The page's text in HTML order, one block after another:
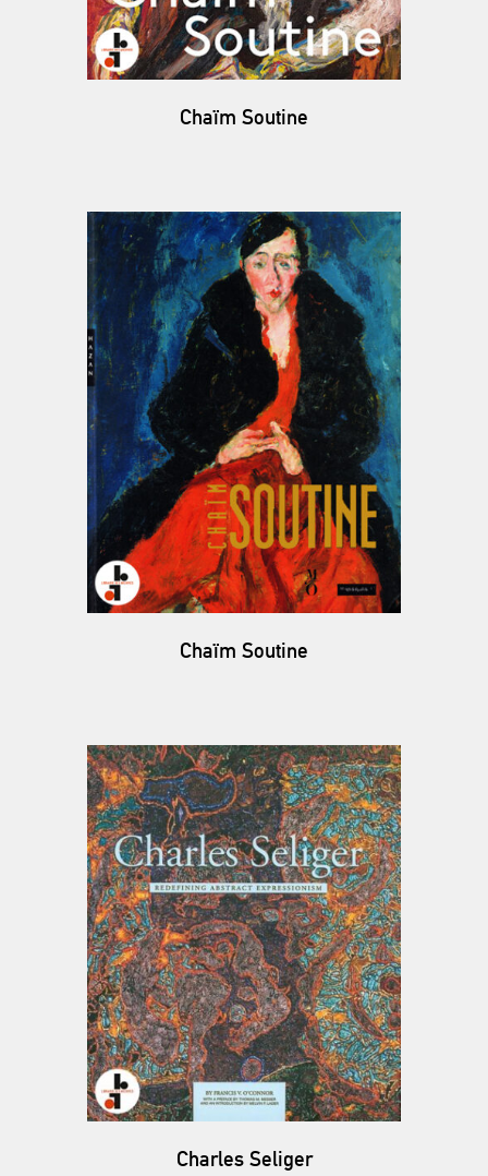
Chaïm Soutine
Chaïm Soutine
Charles Seliger